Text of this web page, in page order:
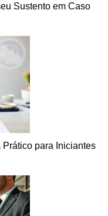
Sustento em Caso
para Iniciantes